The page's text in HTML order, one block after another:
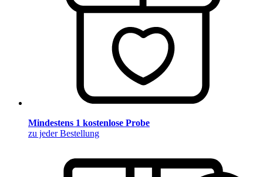
Mindestens 1 kostenlose Probe
zu jeder Bestellung